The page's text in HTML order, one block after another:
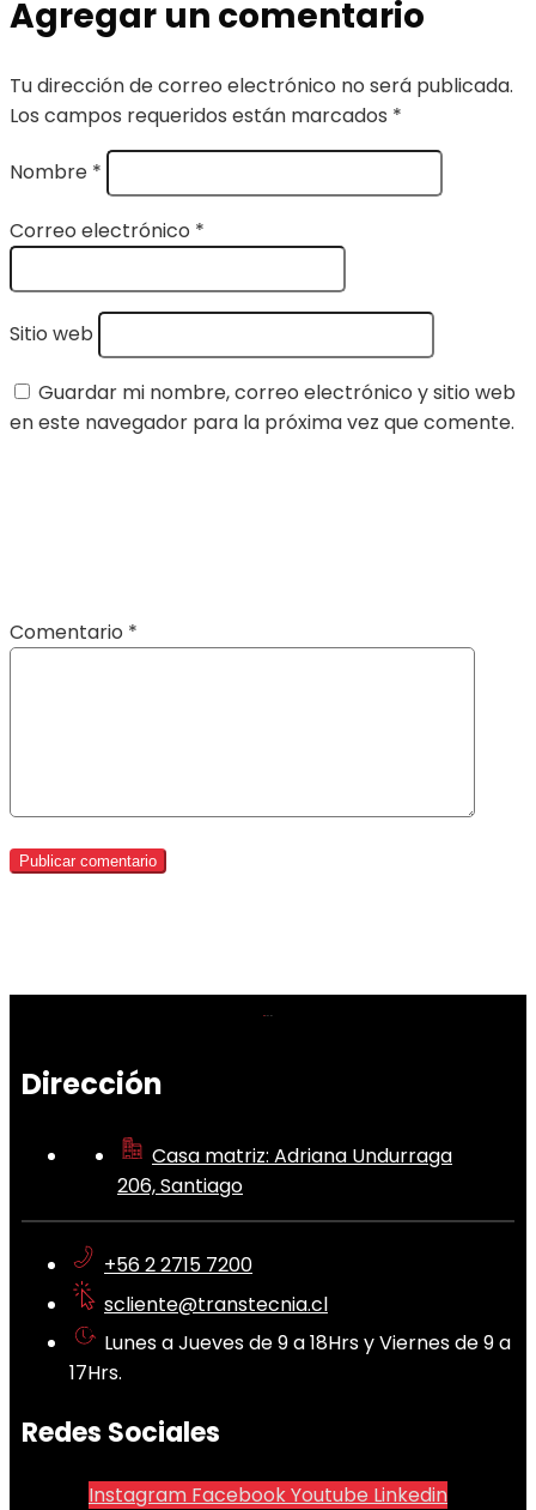
Agregar un comentario
Tu dirección de correo electrónico no será publicada.
Los campos requeridos están marcados *
Nombre *
Correo electrónico *
Sitio web
Guardar mi nombre, correo electrónico y sitio web
en este navegador para la próxima vez que comente.
Comentario *
Dirección
Casa matriz: Adriana Undurraga
206, Santiago
+56 2 2715 7200
scliente@transtecnia.cl
Lunes a Jueves de 9 a 18Hrs y Viernes de 9 a
17Hrs.
Redes Sociales
Instagram FacebookYoutube Linkedin